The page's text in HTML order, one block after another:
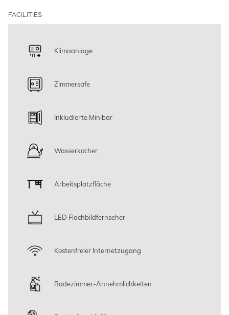
FACILITIES
Klimaanlage
Zimmersafe
Inkludierte Minibar
Wasserkocher
Arbeitsplatzfläche
LED Flachbildfernseher
Kostenfreier Internetzugang
Badezimmer-Annehmlichkeiten